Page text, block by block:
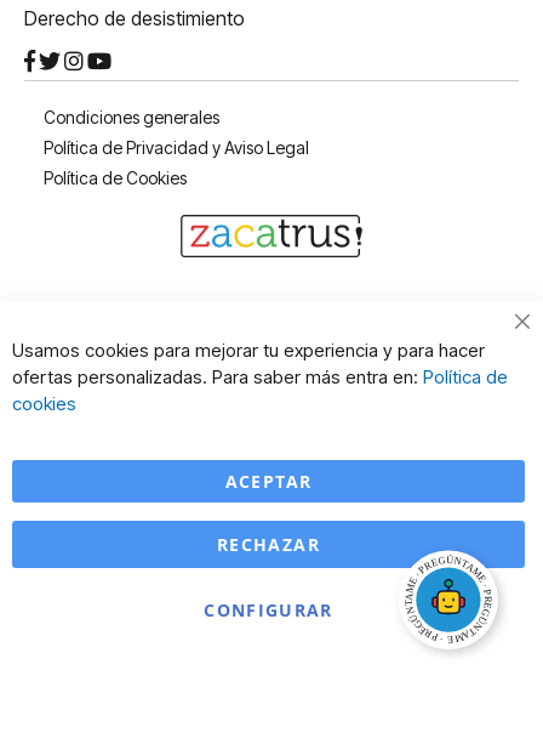
Derecho de desistimiento
Condiciones generales
Política de Privacidad y Aviso Legal
Política de Cookies
Usamos cookies para mejorar tu experiencia y para hacer
ofertas personalizadas. Para saber más entra en: Política de
cookies
ACEPTAR
CONFIGURAR
RECHAZAR